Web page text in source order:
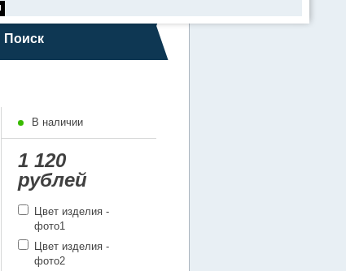
Поиск
В наличии
1 120
рублей
Цвет изделия -
фото1
Цвет изделия -
фото2